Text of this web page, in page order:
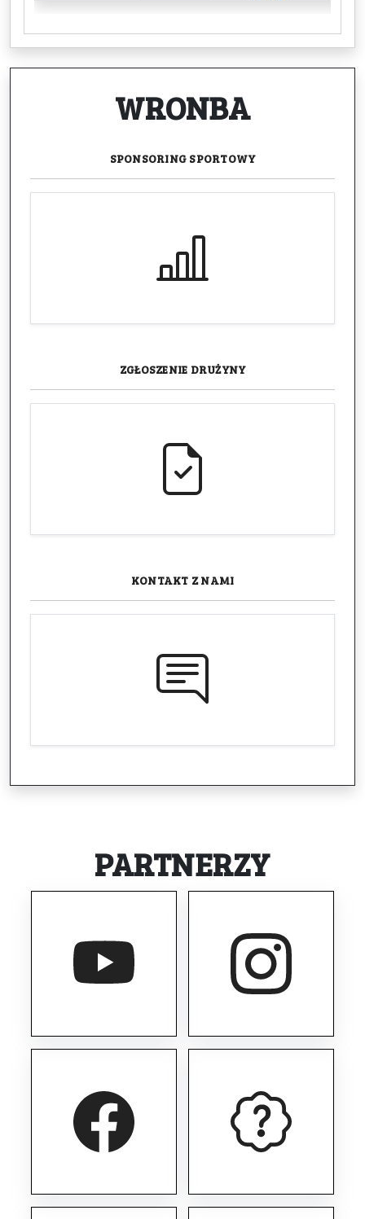
WRONBA
SPONSORING SPORTOWY
ZGŁOSZENIE DRUŻYNY
KONTAKT Z NAMI
PARTNERZY